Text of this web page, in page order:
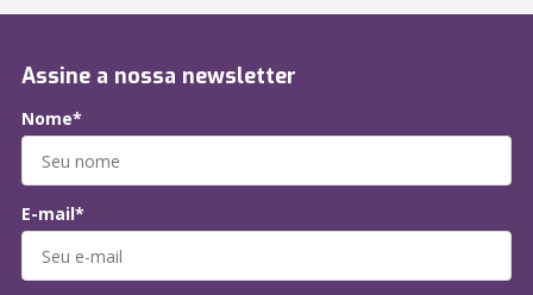
Assine a nossa newsletter
Nome*
E-mail*